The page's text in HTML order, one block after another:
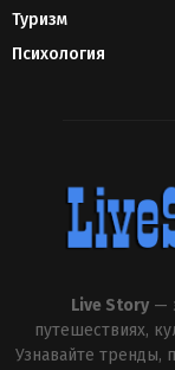
Туризм
Психология
Live Story —
путешествиях,
Узнавайте тренды,